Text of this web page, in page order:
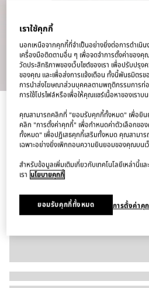
/10
กระเป๋า Dionysus medium
฿117,000
ตัวแปรหนังสีแดง
เราใช้คุกกี้
นอกเหนือจากคุกกี้ที่จำเป็นอย่างยิ่งต่อการดำเนิ
เครื่องมือติดตามอื่น ๆ เพื่อจดจำการตั้งค่าของคุ
วัดประสิทธิภาพของเว็บไซต์ของเรา เพื่อปรับปรุงค
ของคุณ และเพื่อส่งการแจ้งเตือน ทั้งนี้พันธมิตรข
การนำส่งโฆษณาส่วนบุคคลตามพฤติกรรมการท่
การใช้โปรไฟล์หรือเพื่อให้คุณแชร์เนื้อหาของเรา
คุณสามารถคลิกที่ "ยอมรับคุกกี้ทั้งหมด" เพื่อยิน
คลิก "การตั้งค่าคุกกี้" เพื่อกำหนดค่าตัวเลือกข
ทั้งหมด" เพื่อปฏิเสธคุกกี้เสริมทั้งหมด คุณสามาร
เฉพาะอย่างยิ่งเพิกถอนความยินยอมของคุณบนเว็
สำหรับข้อมูลเพิ่มเติมเกี่ยวกับเทคโนโลยีเหล่านี้แล
เรา นโยบายคุกกี้
การตั้งค่าคุ
ยอมรับคุกกี้ทั้งหมด